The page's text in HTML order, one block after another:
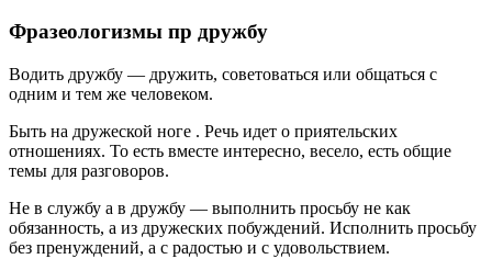
Фразеологизмы пр дружбу
Водить дружбу — дружить, советоваться или общаться с
одним и тем же человеком.
Быть на дружеской ноге . Речь идет о приятельских
отношениях. То есть вместе интересно, весело, есть общие
темы для разговоров.
Не в службу а в дружбу — выполнить просьбу не как
обязанность, а из дружеских побуждений. Исполнить просьбу
без пренуждений, а с радостью и с удовольствием.